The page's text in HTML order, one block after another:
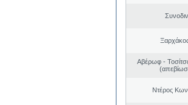
Αβέρωφ -
Ντέρος